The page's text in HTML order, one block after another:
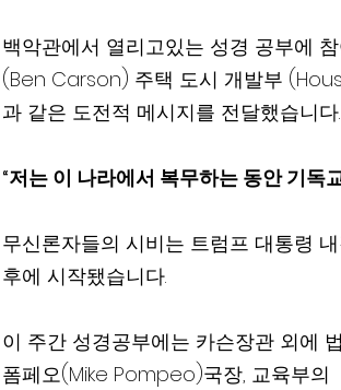
백악관에서 열리고있는 성경 공부에
(Ben Carson) 주택 도시 개발부
과 같은 도전적 메시지를 전달했습니다.
“저는 이 나라에서 복무하는 동안 기독
무신론자들의 시비는 트럼프 대통령
후에 시작됐습니다.
이 주간 성경공부에는 카슨장관 외에
폼페오(Mike Pompeo)국장, 교육부